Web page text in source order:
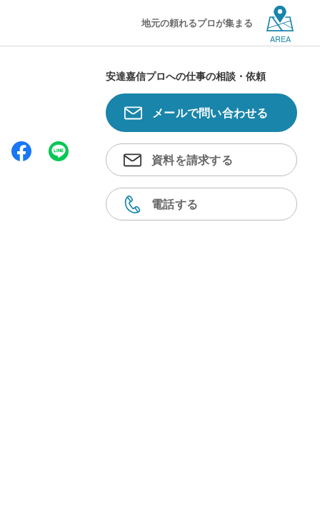
地元の頼れるプロが集まる
AREA
安達嘉信プロへの仕事の相談・依頼
メールで問い合わせる
資料を請求する
電話する